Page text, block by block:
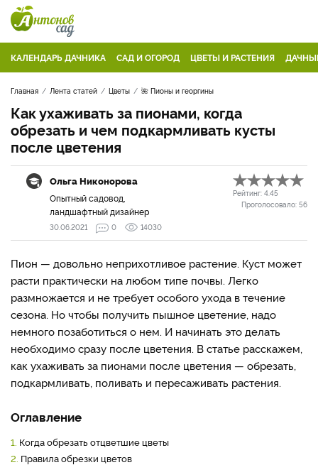
КАЛЕНДАРЬ ДАЧНИКА САД И ОГОРОД ЦВЕТЫ И РАСТЕНИЯ
Главная Лента статей Цветы 🌺 Пионы и георгины
Как ухаживать за пионами, когда
обрезать и чем подкармливать кусты
после цветения
Ольга Никонорова
Опытный садовод,
ландшафтный дизайнер
Рейтинг: 4.45
Проголосовало: 56
30.06.2021 0 14030
Пион — довольно неприхотливое растение. Куст может
расти практически на любом типе почвы. Легко
размножается и не требует особого ухода в течение
сезона. Но чтобы получить пышное цветение, надо
немного позаботиться о нем. И начинать это делать
необходимо сразу после цветения. В статье расскажем,
как ухаживать за пионами после цветения — обрезать,
подкармливать, поливать и пересаживать растения.
Оглавление
1. Когда обрезать отцветшие цветы
2. Правила обрезки цветов